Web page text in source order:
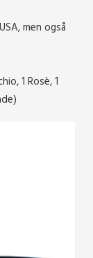
men også
1 Rosè, 1